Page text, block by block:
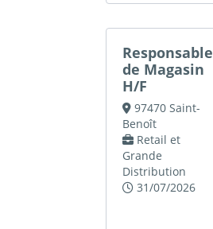
Responsable
de Magasin
H/F
97470 Saint-
Benoît
Retail et
Grande
Distribution
31/07/2026